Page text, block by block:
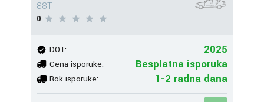
88T
0
DOT: 2025
Cena isporuke: Besplatna isporuka
Rok isporuke: 1-2 radna dana